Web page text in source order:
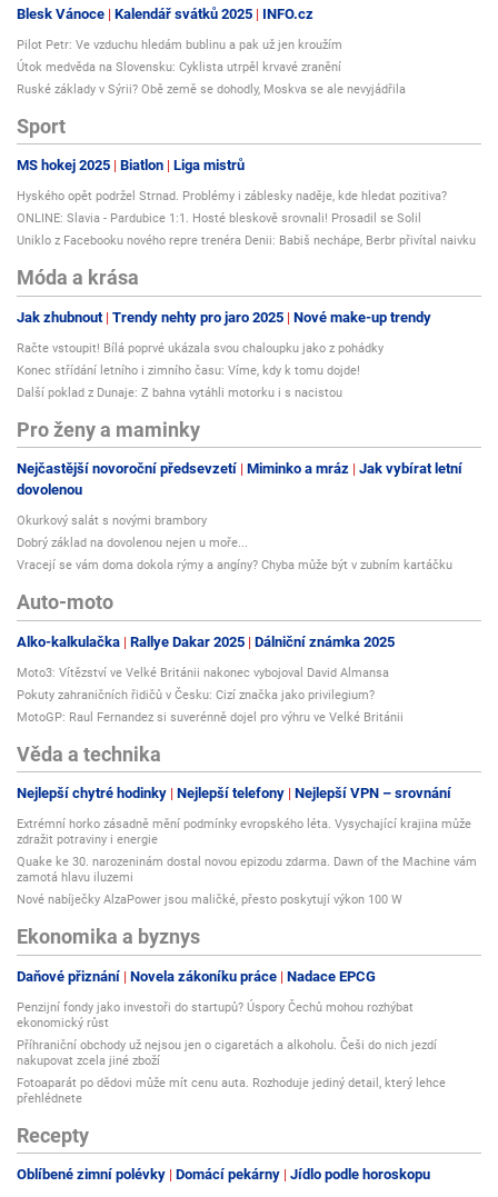
Blesk Vánoce Kalendář svátků 2025 INFO.cz
Pilot Petr: Ve vzduchu hledám bublinu a pak už jen kroužím
Útok medvěda na Slovensku: Cyklista utrpěl krvavé zranění
Ruské základy v Sýrii? Obě země se dohodly, Moskva se ale nevyjádřila
Sport
MS hokej 2025 Biatlon Liga mistrů
Hyského opět podržel Strnad. Problémy i záblesky naděje, kde hledat pozitiva?
ONLINE: Slavia - Pardubice 1:1. Hosté bleskově srovnali! Prosadil se Solil
Uniklo z Facebooku nového repre trenéra Denii: Babiš nechápe, Berbr přivítal naivku
Móda a krása
Jak zhubnout Trendy nehty pro jaro 2025 Nové make-up trendy
Račte vstoupit! Bílá poprvé ukázala svou chaloupku jako z pohádky
Konec střídání letního i zimního času: Víme, kdy k tomu dojde!
Další poklad z Dunaje: Z bahna vytáhli motorku i s nacistou
Pro ženy a maminky
Nejčastější novoroční předsevzetí Miminko a mráz Jak vybírat letní
dovolenou
Okurkový salát s novými brambory
Dobrý základ na dovolenou nejen u moře...
Vracejí se vám doma dokola rýmy a angíny? Chyba může být v zubním kartáčku
Auto-moto
Alko-kalkulačka Rallye Dakar 2025 Dálniční známka 2025
Moto3: Vítězství ve Velké Británii nakonec vybojoval David Almansa
Pokuty zahraničních řidičů v Česku: Cizí značka jako privilegium?
MotoGP: Raul Fernandez si suverénně dojel pro výhru ve Velké Británii
Věda a technika
Nejlepší chytré hodinky Nejlepší telefony Nejlepší VPN – srovnání
Extrémní horko zásadně mění podmínky evropského léta. Vysychající krajina může
zdražit potraviny i energie
Quake ke 30. narozeninám dostal novou epizodu zdarma. Dawn of the Machine vám
zamotá hlavu iluzemi
Nové nabíječky AlzaPower jsou maličké, přesto poskytují výkon 100 W
Ekonomika a byznys
Daňové přiznání Novela zákoníku práce Nadace EPCG
Penzijní fondy jako investoři do startupů? Úspory Čechů mohou rozhýbat
ekonomický růst
Příhraniční obchody už nejsou jen o cigaretách a alkoholu. Češi do nich jezdí
nakupovat zcela jiné zboží
Fotoaparát po dědovi může mít cenu auta. Rozhoduje jediný detail, který lehce
přehlédnete
Recepty
Oblíbené zimní polévky Domácí pekárny Jídlo podle horoskopu